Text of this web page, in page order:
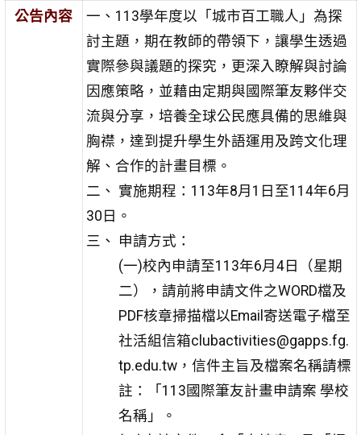
公告內容
一、113學年度以「城市百工職人」為探
討主題，期在教師的帶領下，讓學生透過
實際參與議題的探究，更深入瞭解與討論
因應策略，並藉由定期與國際筆友夥伴交
流與分享，培養全球公民應具備的思維與
胸襟，達到提升學生外語運用 及跨文化理
解、合作的計畫目標。
二、 實施期程：113年8月1日至114年6月
30日。
三、
申請方式：
(一)校內申請至113年6月4日（星期
二），請前將申請文件之WORD檔及
PDF核章掃描檔以Email寄送電子檔至
社活組信箱clubactivities@gapps.fg.
tp.edu.tw，信件主旨及檔案名稱請標
註：
「113國際筆友計畫申請案 學校
名稱」。